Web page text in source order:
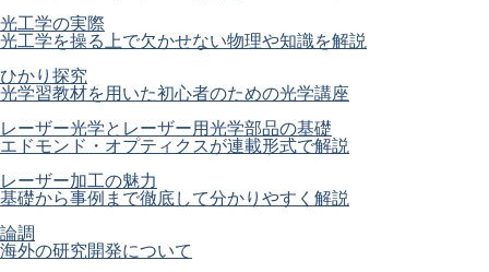
光工学の実際
光工学を操る上で欠かせない物理や知識を解説
ひかり探究
光学習教材を用いた初心者のための光学講座
レーザー光学とレーザー用光学部品の基礎
エドモンド・オプティクスが連載形式で解説
レーザー加工の魅力
基礎から事例まで徹底して分かりやすく解説
論調
海外の研究開発について